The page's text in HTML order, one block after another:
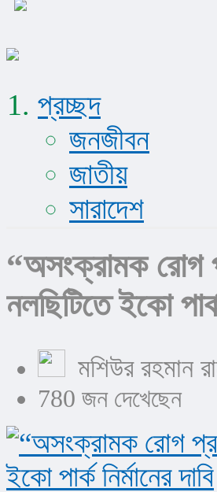
প্রচ্ছদ
জনজীবন
জাতীয়
সারাদেশ
“অসংক্রামক রোগ
নলছিটিতে ইকো পার্ক
মশিউর রহমান
780 জন দেখেছেন